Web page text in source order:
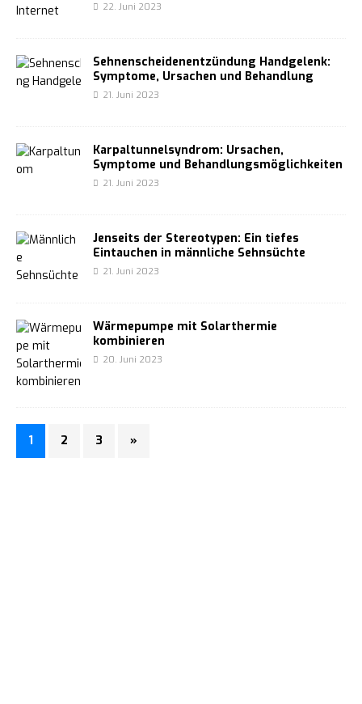
22. Juni 2023
Sehnenscheidenentzündung Handgelenk:
Symptome, Ursachen und Behandlung
21. Juni 2023
Karpaltunnelsyndrom: Ursachen,
Symptome und Behandlungsmöglichkeiten
21. Juni 2023
Jenseits der Stereotypen: Ein tiefes
Eintauchen in männliche Sehnsüchte
21. Juni 2023
Wärmepumpe mit Solarthermie
kombinieren
20. Juni 2023
1 2 3 »